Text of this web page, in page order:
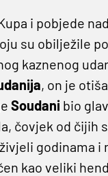
i pobjede
su obilježile
kaznenog
, on je
Soudani bio
čovjek od čijih
godinama i
kao veliki